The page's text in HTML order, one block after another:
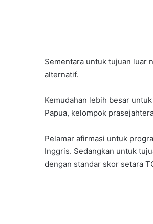
Sementara untuk tujuan luar
alternatif.
Kemudahan lebih besar
Papua, kelompok
Pelamar afirmasi untuk
Inggris. Sedangkan untuk
dengan standar skor setara